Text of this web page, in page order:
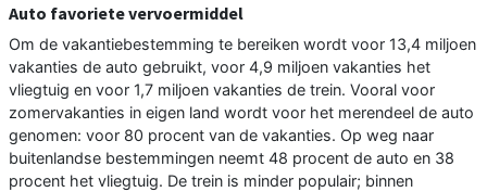
Auto favoriete vervoermiddel
Om de vakantiebestemming te bereiken wordt voor 13,4 miljoen
vakanties de auto gebruikt, voor 4,9 miljoen vakanties het
vliegtuig en voor 1,7 miljoen vakanties de trein. Vooral voor
zomervakanties in eigen land wordt voor het merendeel de auto
genomen: voor 80 procent van de vakanties. Op weg naar
buitenlandse bestemmingen neemt 48 procent de auto en 38
procent het vliegtuig. De trein is minder populair; binnen